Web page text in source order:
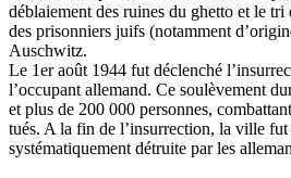
déblaiement des ruines du ghetto et le tri
des prisonniers juifs (notamment
Auschwitz.
Le 1er août 1944 fut déclenché
l’occupant allemand. Ce soulèvement
et plus de 200 000 personnes,
tués. A la fin de l’insurrection, la ville fut
systématiquement détruite par les